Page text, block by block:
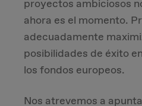
proyectos ambiciosos
ahora es el momento.
adecuadamente
posibilidades de éxito
los fondos europeos.
Nos atrevemos a